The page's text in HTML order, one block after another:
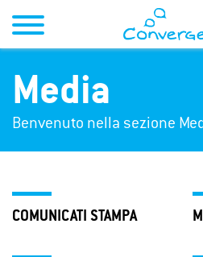
Media
Benvenuto nella sezione
COMUNICATI STAMPA